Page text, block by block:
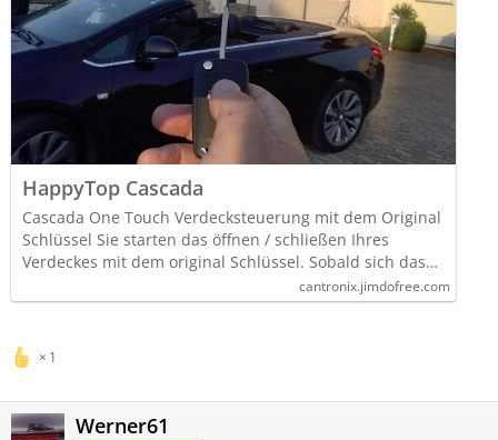
HappyTop Cascada
Cascada One Touch Verdecksteuerung mit dem Original
Schlüssel Sie starten das öffnen / schließen Ihres
Verdeckes mit dem original Schlüssel. Sobald sich das…
cantronix.jimdofree.com
1
Werner61